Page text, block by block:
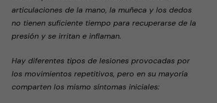
articulaciones de la mano, la muñeca y los dedos
no tienen suficiente tiempo para recuperarse de la
presión y se irritan e inflaman.
Hay diferentes tipos de lesiones provocadas por
los movimientos repetitivos, pero en su mayoría
comparten los mismo síntomas iniciales: